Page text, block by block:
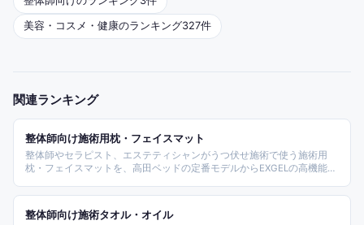
美容・コスメ・健康のランキング327件
関連ランキング
整体師向け施術用枕・フェイスマット
整体師やセラピスト、エステティシャンがうつ伏せ施術で使う施術用
枕・フェイスマットを、高田ベッドの定番モデルからEXGELの高機能ジ
の顔や胸の圧迫を和らげ、お客様が快適に過ごせる一枚を選びたい施術
者向けの実用ランキングです。
整体師向け施術タオル・オイル